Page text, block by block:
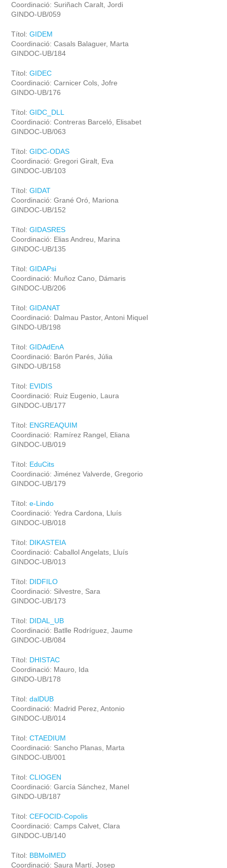
Coordinació: Suriñach Caralt, Jordi
GINDO-UB/059
Títol: GIDEM
Coordinació: Casals Balaguer, Marta
GINDOC-UB/184
Títol: GIDEC
Coordinació: Carnicer Cols, Jofre
GINDO-UB/176
Títol: GIDC_DLL
Coordinació: Contreras Barceló, Elisabet
GINDOC-UB/063
Títol: GIDC-ODAS
Coordinació: Gregori Giralt, Eva
GINDOC-UB/103
Títol: GIDAT
Coordinació: Grané Oró, Mariona
GINDOC-UB/152
Títol: GIDASRES
Coordinació: Elias Andreu, Marina
GINDOC-UB/135
Títol: GIDAPsi
Coordinació: Muñoz Cano, Dámaris
GINDOC-UB/206
Títol: GIDANAT
Coordinació: Dalmau Pastor, Antoni Miquel
GINDO-UB/198
Títol: GIDAdEnA
Coordinació: Barón Parés, Júlia
GINDO-UB/158
Títol: EVIDIS
Coordinació: Ruiz Eugenio, Laura
GINDOC-UB/177
Títol: ENGREAQUIM
Coordinació: Ramírez Rangel, Eliana
GINDOC-UB/019
Títol: EduCits
Coordinació: Jiménez Valverde, Gregorio
GINDOC-UB/179
Títol: e-Lindo
Coordinació: Yedra Cardona, Lluís
GINDOC-UB/018
Títol: DIKASTEIA
Coordinació: Caballol Angelats, Lluís
GINDOC-UB/013
Títol: DIDFILO
Coordinació: Silvestre, Sara
GINDOC-UB/173
Títol: DIDAL_UB
Coordinació: Batlle Rodríguez, Jaume
GINDOC-UB/084
Títol: DHISTAC
Coordinació: Mauro, Ida
GINDO-UB/178
Títol: dalDUB
Coordinació: Madrid Perez, Antonio
GINDOC-UB/014
Títol: CTAEDIUM
Coordinació: Sancho Planas, Marta
GINDOC-UB/001
Títol: CLIOGEN
Coordinació: García Sánchez, Manel
GINDO-UB/187
Títol: CEFOCID-Copolis
Coordinació: Camps Calvet, Clara
GINDOC-UB/140
Títol: BBMolMED
Coordinació: Saura Martí, Josep